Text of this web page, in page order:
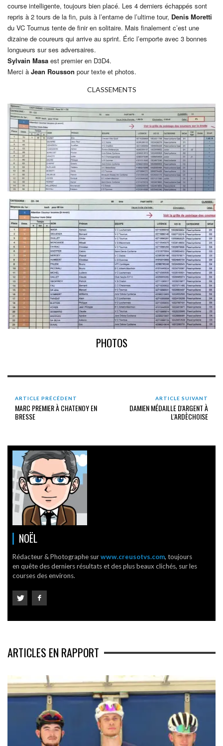
course intelligente, toujours bien placé. Les 4 derniers échappés sont
repris à 2 tours de la fin, puis à l’entame de l’ultime tour, Denis Moretti
du VC Tournus tente de finir en solitaire. Mais finalement c’est une
dizaine de coureurs qui arrive au sprint. Éric l’emporte avec 3 bonnes
longueurs sur ses adversaires.
Sylvain Masa est premier en D3D4.
Merci à Jean Rousson pour texte et photos.
CLASSEMENTS
PHOTOS
ARTICLE PRÉCÉDENT
MARC PREMIER À CHATENOY EN
BRESSE
ARTICLE SUIVANT
DAMIEN MÉDAILLE D'ARGENT À
L'ARDÈCHOISE
NOËL
Rédacteur & Photographe surwww.creusotvs.com, toujours
en quête des derniers résultats et des plus beaux clichés, sur les
courses des environs.
ARTICLES EN RAPPORT